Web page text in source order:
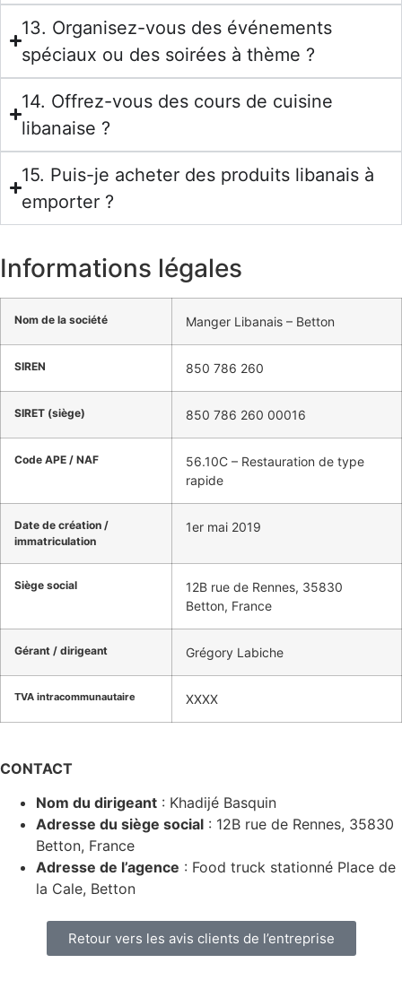
13. Organisez-vous des événements
spéciaux ou des soirées à thème ?
14. Offrez-vous des cours de cuisine
libanaise ?
15. Puis-je acheter des produits libanais à
emporter ?
Informations légales
Nom de la société Manger Libanais – Betton
SIREN 850 786 260
SIRET (siège) 850 786 260 00016
Code APE / NAF
56.10C – Restauration de type
rapide
Date de création /
immatriculation
1er mai 2019
Siège social
12B rue de Rennes, 35830
Betton, France
Gérant / dirigeant Grégory Labiche
TVA intracommunautaire XXXX
CONTACT
Nom du dirigeant : Khadijé Basquin
Adresse du siège social : 12B rue de Rennes, 35830
Betton, France
Adresse de l’agence : Food truck stationné Place de
la Cale, Betton
Retour vers les avis clients de l’entreprise